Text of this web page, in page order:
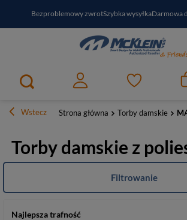
Bezproblemowy zwrotSzybka wysyłkaDarmowa
PayPo - kup i zapłać za30 dniZapisz się do
Wstecz Strona główna Torby damskie
Torby damskie z
Najlepsza trafność
Filtrowanie